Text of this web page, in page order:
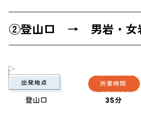
②登山口 → 男岩・女